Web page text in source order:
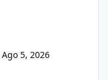
Ago 5, 2026